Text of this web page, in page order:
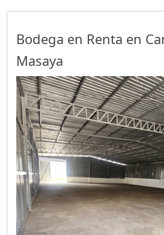
Bodega en Renta en
Masaya